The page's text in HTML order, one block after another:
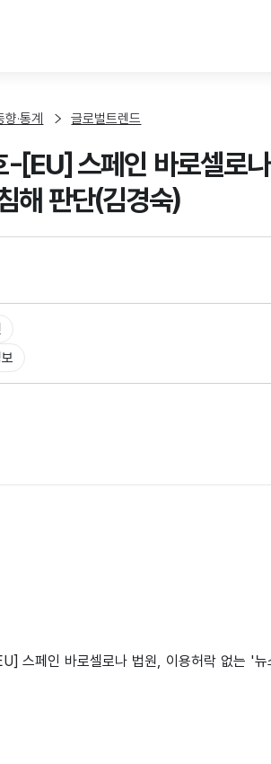
·통계 글로벌트렌드
[EU] 스페인 바로셀로
해 판단(김경숙)
스페인 바로셀로나 법원, 이용허락 없는 '뉴